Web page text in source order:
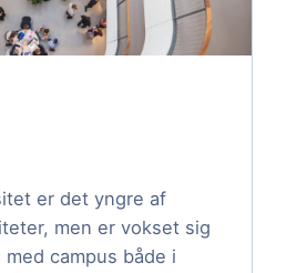
er det yngre af
men er vokset sig
campus både i